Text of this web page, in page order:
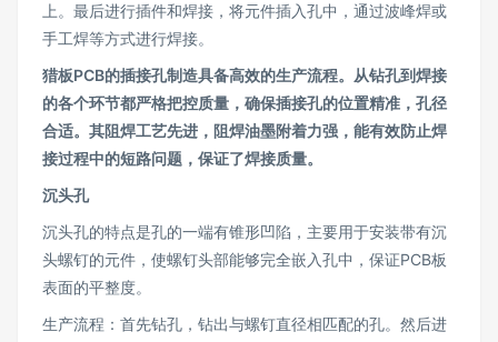
上。最后进行插件和焊接，将元件插入孔中，通过波峰焊或
手工焊等方式进行焊接。
猎板PCB的插接孔制造具备高效的生产流程。从钻孔到焊接
的各个环节都严格把控质量，确保插接孔的位置精准，孔径
合适。其阻焊工艺先进，阻焊油墨附着力强，能有效防止焊
接过程中的短路问题，保证了焊接质量。
沉头孔
沉头孔的特点是孔的一端有锥形凹陷，主要用于安装带有沉
头螺钉的元件，使螺钉头部能够完全嵌入孔中，保证PCB板
表面的平整度。
生产流程：首先钻孔，钻出与螺钉直径相匹配的孔。然后进